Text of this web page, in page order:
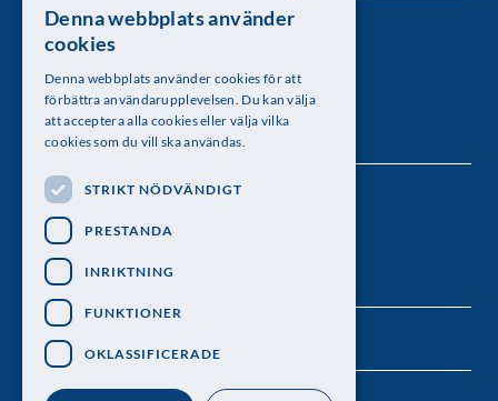
Kungl. Vetenskapsakademien
Besöksadress: Lilla Frescativägen 4A
Telefon: 08-673 95 00
Följ oss
SWEDISH
Denna webbplats använder
cookies
Denna webbplats använder cookies för att
förbättra användarupplevelsen. Du kan välja
att acceptera alla cookies eller välja vilka
cookies som du vill ska användas.
STRIKT NÖDVÄNDIGT
PRESTANDA
INRIKTNING
FUNKTIONER
OKLASSIFICERADE